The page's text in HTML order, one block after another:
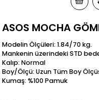
ASOS MOCHA
Modelin Ölçüleri: 1.84/70 kg.
Mankenin üzerindeki STD
Kalıp: Normal
Boy/Ölçü: Uzun Tüm Boy
Kumaş: %100 Pamuk